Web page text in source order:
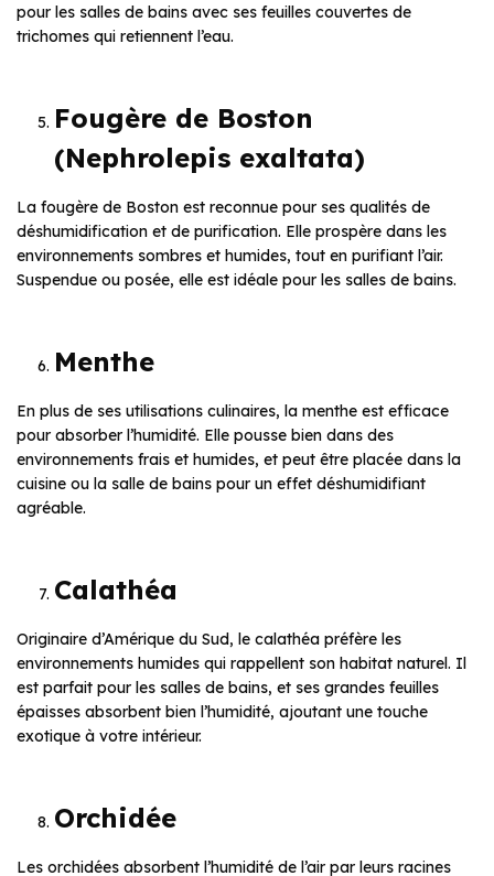
pour les salles de bains avec ses feuilles couvertes de
trichomes qui retiennent l’eau.
Fougère de Boston
(Nephrolepis exaltata)
La fougère de Boston est reconnue pour ses qualités de
déshumidification et de purification. Elle prospère dans les
environnements sombres et humides, tout en purifiant l’air.
Suspendue ou posée, elle est idéale pour les salles de bains.
Menthe
En plus de ses utilisations culinaires, la menthe est efficace
pour absorber l’humidité. Elle pousse bien dans des
environnements frais et humides, et peut être placée dans la
cuisine ou la salle de bains pour un effet déshumidifiant
agréable.
Calathéa
Originaire d’Amérique du Sud, le calathéa préfère les
environnements humides qui rappellent son habitat naturel. Il
est parfait pour les salles de bains, et ses grandes feuilles
épaisses absorbent bien l’humidité, ajoutant une touche
exotique à votre intérieur.
Orchidée
Les orchidées absorbent l’humidité de l’air par leurs racines